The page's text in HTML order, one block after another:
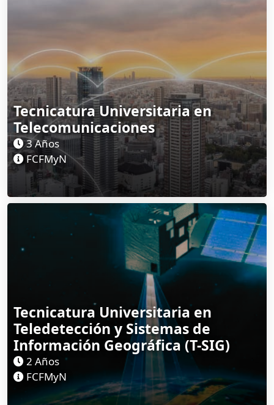
Tecnicatura Universitaria en
Telecomunicaciones
3 Años
FCFMyN
Tecnicatura Universitaria en
Teledetección y Sistemas de
Información Geográfica (T-SIG)
2 Años
FCFMyN